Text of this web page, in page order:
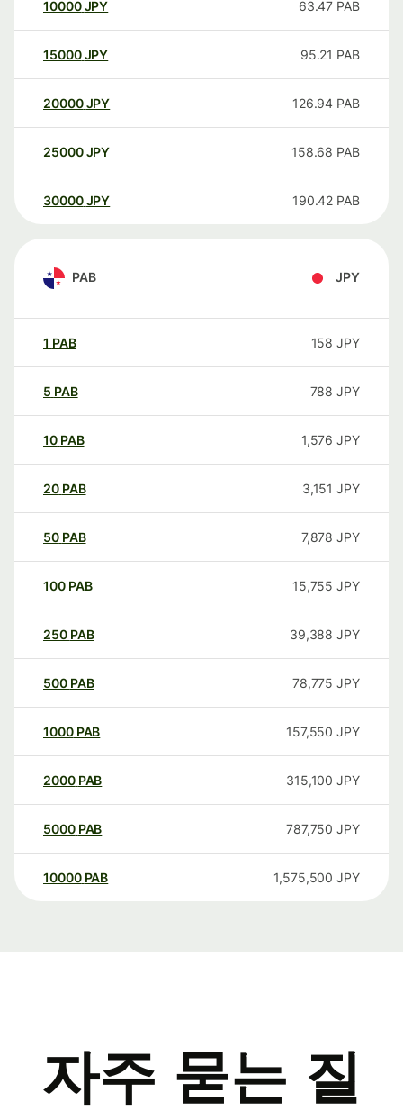
10000 JPY 63.47 PAB
15000 JPY 95.21 PAB
20000 JPY 126.94 PAB
25000 JPY 158.68 PAB
30000 JPY 190.42 PAB
PAB JPY
1 PAB 158 JPY
5 PAB 788 JPY
10 PAB 1,576 JPY
20 PAB 3,151 JPY
50 PAB 7,878 JPY
100 PAB 15,755 JPY
250 PAB 39,388 JPY
500 PAB 78,775 JPY
1000 PAB 157,550 JPY
2000 PAB 315,100 JPY
5000 PAB 787,750 JPY
10000 PAB 1,575,500 JPY
자주 묻는 질